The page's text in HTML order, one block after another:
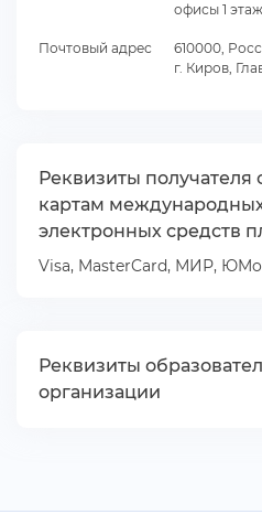
офисы 1 этаж:
Почтовый адрес
610000,
. Киров,
Реквизиты получателя
картам
электронных средств
Visa, MasterCard, МИР,
Реквизиты
организации